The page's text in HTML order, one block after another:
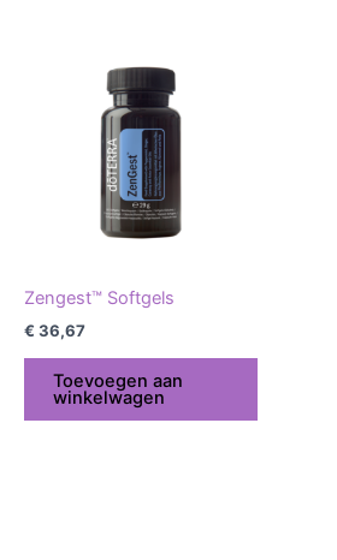
Zengest™ Softgels
€ 36,67
Toevoegen aan
winkelwagen